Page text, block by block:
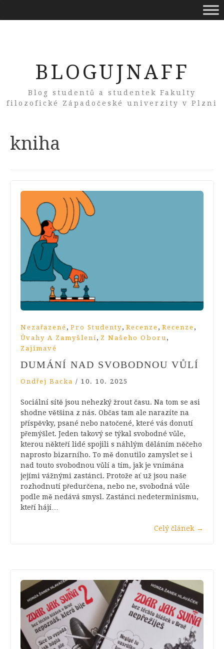
BLOGUJNAFF
Blog studentů a studentek Fakulty
filozofické Západočeské univerzity v Plzni
Tag:
kniha
Nezařazené , Pro Studenty, Recenze , Recenze ,
Úvahy A Zamyšlení, Z Našeho Oboru ,
Zajímavé
DUMÁNÍ NAD SVOBODNOU VŮLÍ
Ondřej Backa / 10. 10. 2025
Sociální sítě jsou nehezký žrout času. Na tom se asi
shodne většina z nás. Občas tam ale narazíte na
příspěvky, psané nebo natočené, které vás donutí
přemýšlet. Jeden takový se týkal svobodné vůle,
kterou někteří lidé spojili s náhlým děláním něčeho
naprosto bizarního. To mě donutilo zamyslet se i
nad touto svobodnou vůlí a tím, jak je vnímána
jejími vážnými zastánci. Protože ať už jsou naše
rozhodnutí předurčena, nebo ne, svobodná vůle
podle mě nedává smysl. Zastánci nedeterminismu,
kteří hájí…
Celý článek →